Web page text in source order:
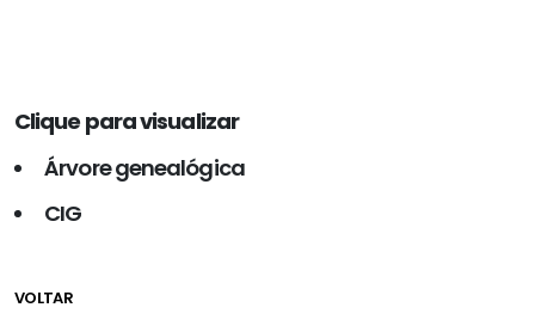
Clique para visualizar
Árvore genealógica
CIG
VOLTAR